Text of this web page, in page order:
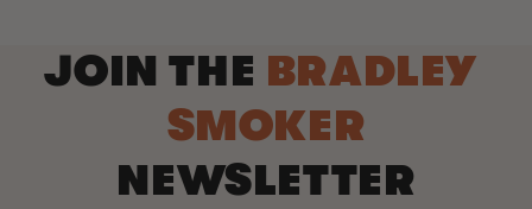
JOIN THE BRADLEY
SMOKER
NEWSLETTER